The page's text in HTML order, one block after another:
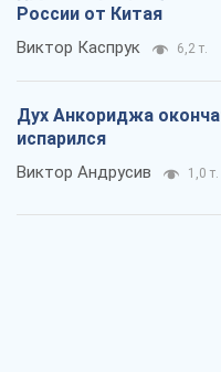
России от Китая
Виктор Каспрук 6,2 т.
Дух Анкориджа
испарился
Виктор Андрусив 1,0 т.